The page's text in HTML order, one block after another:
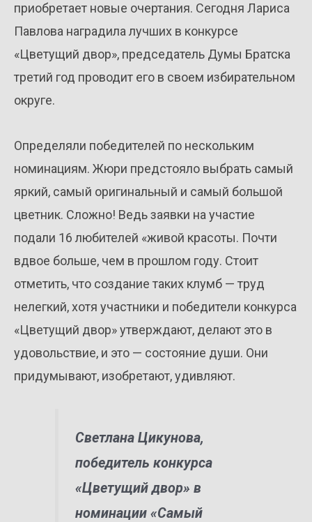
приобретает новые очертания. Сегодня Лариса
Павлова наградила лучших в конкурсе
«Цветущий двор», председатель Думы Братска
третий год проводит его в своем избирательном
округе.
Определяли победителей по нескольким
номинациям. Жюри предстояло выбрать самый
яркий, самый оригинальный и самый большой
цветник. Сложно! Ведь заявки на участие
подали 16 любителей «живой красоты. Почти
вдвое больше, чем в прошлом году. Стоит
отметить, что создание таких клумб — труд
нелегкий, хотя участники и победители конкурса
«Цветущий двор» утверждают, делают это в
удовольствие, и это — состояние души. Они
придумывают, изобретают, удивляют.
Светлана Цикунова,
победитель конкурса
«Цветущий двор» в
номинации «Самый